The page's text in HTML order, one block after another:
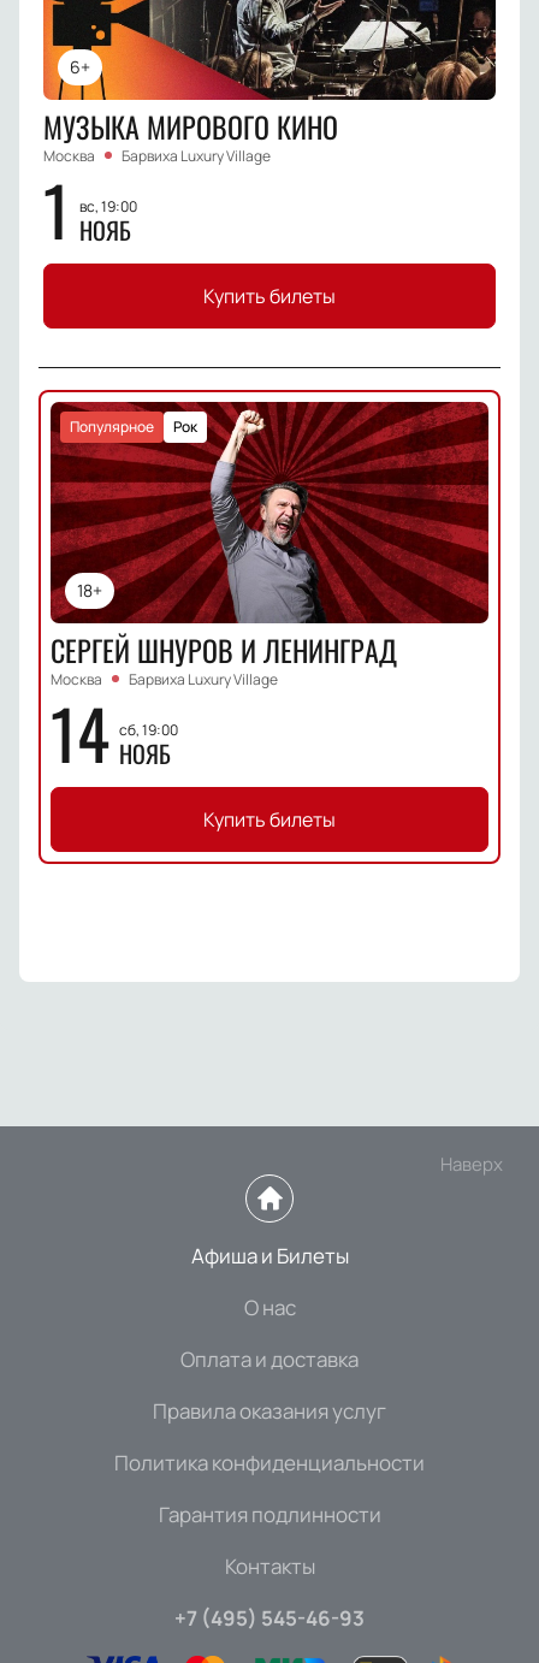
6+
МУЗЫКА МИРОВОГО КИНО
Москва Барвиха Luxury Village
1 вс, 19:00
НОЯБ
Купить билеты
18+
Рок
Популярное
СЕРГЕЙ ШНУРОВ И ЛЕНИНГРАД
Москва Барвиха Luxury Village
14 сб, 19:00
НОЯБ
Купить билеты
Наверх
Афиша и Билеты
О нас
Оплата и доставка
Правила оказания услуг
Политика конфиденциальности
Гарантия подлинности
Контакты
+7 (495) 545-46-93